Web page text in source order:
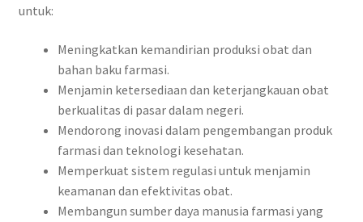
untuk:
Meningkatkan kemandirian produksi obat dan
bahan baku farmasi.
Menjamin ketersediaan dan keterjangkauan obat
berkualitas di pasar dalam negeri.
Mendorong inovasi dalam pengembangan produk
farmasi dan teknologi kesehatan.
Memperkuat sistem regulasi untuk menjamin
keamanan dan efektivitas obat.
Membangun sumber daya manusia farmasi yang